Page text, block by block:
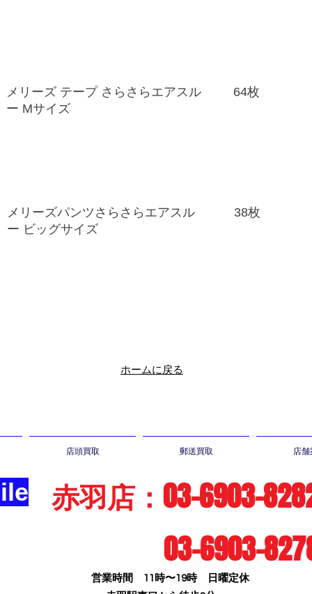
メリーズ テープ さらさらエアスル
ー Mサイズ
64枚
メリーズパンツさらさらエアスル
ー ビッグサイズ
38枚
ホームに戻る
店頭買取 郵送買取 店舗
赤羽店：03-6903-
03-6903-
営業時間 11時〜19時 日曜定休